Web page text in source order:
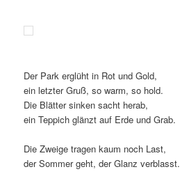
Der Park erglüht in Rot und Gold,
ein letzter Gruß, so warm, so hold.
Die Blätter sinken sacht herab,
ein Teppich glänzt auf Erde und Grab.
Die Zweige tragen kaum noch Last,
der Sommer geht, der Glanz verblasst.